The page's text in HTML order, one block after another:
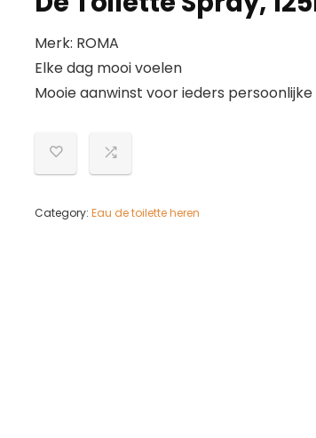
Merk: ROMA
Elke dag mooi voelen
Mooie aanwinst voor ieders
Category: Eau de toilette heren